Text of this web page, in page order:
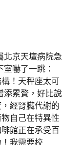
北京天壇病院急
嚇了一跳：
構！天秤座太可
添累贅，好比說
經腎臟代謝的
自己在特異性
館正在承受百
我需要校